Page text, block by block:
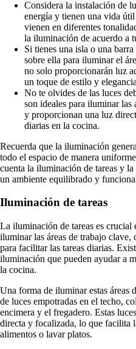
Considera la instalación de
energía y tienen una vida
vienen en diferentes
la iluminación de acuerdo a
Si tienes una isla o una
sobre ella para iluminar el
no solo proporcionarán luz
un toque de estilo y
No te olvides de las luces
son ideales para iluminar las
y proporcionan una luz
diarias en la cocina.
Recuerda que la iluminación
todo el espacio de manera
cuenta la iluminación de tareas y
un ambiente equilibrado y
Iluminación de tareas
La iluminación de tareas es crucial
iluminar las áreas de trabajo
para facilitar las tareas diarias.
iluminación que pueden ayudar a
la cocina.
Una forma de iluminar estas áreas
de luces empotradas en el techo,
encimera y el fregadero. Estas
directa y focalizada, lo que facilita
alimentos o lavar platos.